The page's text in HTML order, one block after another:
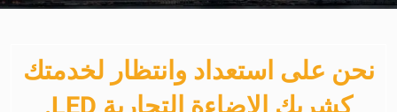
نحن على استعداد وانتظار لخدمتك
كشريك الإضاءة التجارية LED.